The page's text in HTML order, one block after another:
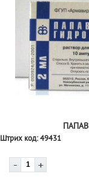
Штрих код:49431